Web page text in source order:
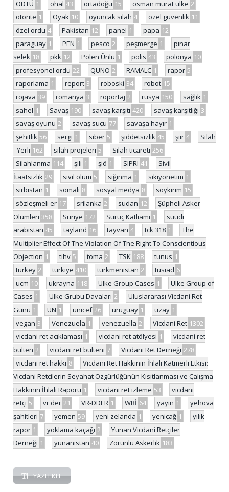
ODTÜ 1 ohal 43 ortadoğu 15 osman murat ülke 2
otorite 1 Oyak 10 oyuncak silah 4 özel güvenlik 11
özel ordu 4 Pakistan 12 panel 1 papa 12
paraguay 1 PEN 1 pesco 2 peşmerge 1
pınar
selek 18 pkk 12 Polen Ünlü 1 polis 43 polonya 10
profesyonel ordu 22 QUNO 2 RAMALC 1 rapor 5
raporlama 1 report 3 roboski 34 robot 15
rojava 39 romanya 3 röportaj 2 rusya 150 sağlık 1
sahel 1 Savaş 190 savaş karşıtı 420 savaş karşıtlığı 3
savaş oyunu 2 savaş suçu 77 savaşa hayır 1
şehitlik 56 sergi 1 siber 5 şiddetsizlik 45 şiir 4
Silah
- Yerli 162 silah projeleri 5 Silah ticareti 256
Silahlanma 114 şili 1 şiö 1 SIPRI 41
Sivil
İtaatsizlik 29 sivil ölüm 5 sığınma 1 sıkıyönetim 1
sırbistan 1 somali 8 sosyal medya 8 soykırım 15
sözleşmeli er 17 srilanka 2 sudan 12
Şüpheli Asker
Ölümleri 358 Suriye 172 Suruç Katliamı 1
suudi
arabistan 45 tayland 16 tayvan 4 tck 318 1
The
Multiplier Effect Of The Violation Of The Right To Conscientious
Objection 1 tihv 5 toma 2 TSK 188 tunus 1
turkey 2 türkiye 410 türkmenistan 2 tüsiad 6
ucm 10 ukrayna 118 Ulke Group Cases 1
Ülke Group of
Cases 1 Ülke Grubu Davaları 2
Uluslararası Vicdani Ret
Günü 1 UN 1 unicef 26 uruguay 1 uzay 1
vegan 3 Venezuela 1 venezuella 2 Vicdani Ret 1302
vicdani ret açıklaması 1 vicdani ret atölyesi 1
vicdani ret
bülten 2 vicdani ret bülteni 7 Vicdani Ret Derneği 278
vicdani ret hakkı 8
Vicdani Ret Hakkının İhlali Katmerli Etkisi:
Vicdani Retçilerin Seyahat Özgürlüğünün Kısıtlanması ve Çalışma
Hakkının İhlali Raporu 1 vicdani ret izleme 53
vicdani
retçi 5 vr der 21 VR-DDER 1 WRİ 64 yayın 1
yehova
şahitleri 7 yemen 59 yeni zelanda 1 yeniçağ 1
yılık
rapor 1 yoklama kaçağı 2
Yunan Vicdani Retçiler
Derneği 1 yunanistan 40 Zorunlu Askerlik 183
YAZI EKLE